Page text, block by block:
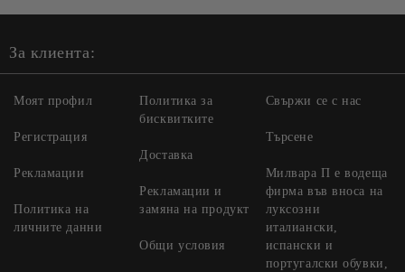
За клиента:
Моят профил
Регистрация
Рекламации
Политика на
личните данни
Политика за
бисквитките
Доставка
Рекламации и
замяна на продукт
Общи условия
Свържи се с нас
Търсене
Милвара П е водеща
фирма във вноса на
луксозни
италиански,
испански и
португалски обувки,